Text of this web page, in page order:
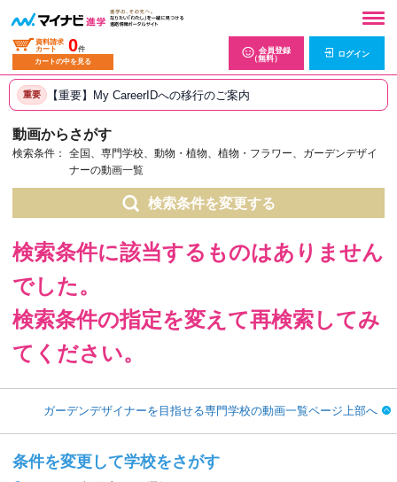
資料請求
カート
0件
カートの中を見る
会員登録
（無料）
ログイン
重要 【重要】My CareerIDへの移行のご案内
動画からさがす
検索条件：
全国、専門学校、動物・植物、植物・フラワー、ガーデンデザイ
ナーの動画一覧
検索条件を変更する
検索条件に該当するものはありません
でした。
検索条件の指定を変えて再検索してみ
てください。
ガーデンデザイナーを目指せる専門学校の動画一覧ページ上部へ
条件を変更して学校をさがす